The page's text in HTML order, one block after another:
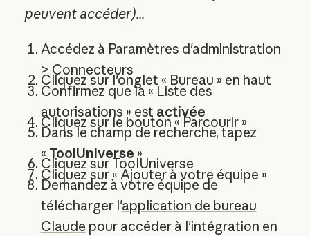
peuvent accéder)...
Accédez à Paramètres d'administration
> Connecteurs
Cliquez sur l'onglet « Bureau » en haut
Confirmez que la « Liste des
autorisations » est activée
Cliquez sur le bouton « Parcourir »
Dans le champ de recherche, tapez
« ToolUniverse »
Cliquez sur ToolUniverse
Cliquez sur « Ajouter à votre équipe »
Demandez à votre équipe de
télécharger l'application de bureau
Claude pour accéder à l'intégration en